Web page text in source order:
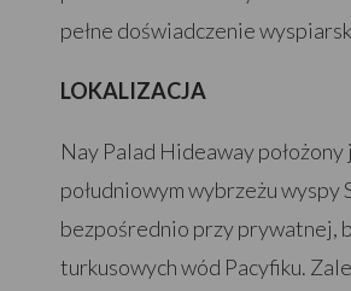
pełne doświadczenie
LOKALIZACJA
Nay Palad Hideaway położony
południowym wybrzeżu wyspy
bezpośrednio przy prywatnej,
turkusowych wód Pacyfiku.